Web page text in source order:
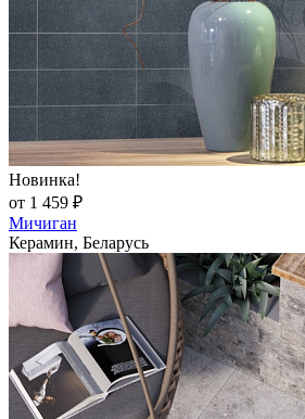
Новинка!
от 1 459 ₽
Мичиган
Керамин, Беларусь